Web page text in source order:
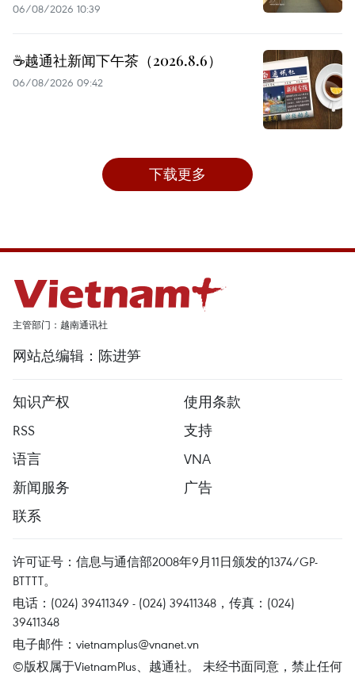
06/08/2026 10:39
☕️越通社新闻下午茶（2026.8.6）
06/08/2026 09:42
下载更多
主管部门：越南通讯社
网站总编辑：陈进笋
知识产权
使用条款
RSS
支持
语言
VNA
新闻服务
广告
联系
许可证号：信息与通信部2008年9月11日颁发的1374/GP-
BTTTT。
电话：(024) 39411349 - (024) 39411348，传真：(024)
39411348
电子邮件： vietnamplus@vnanet.vn
©版权属于VietnamPlus、越通社。 未经书面同意，禁止任何